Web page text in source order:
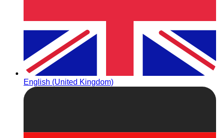
English (United Kingdom)